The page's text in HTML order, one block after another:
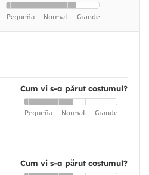
Cum vi s-a părut costumul?
Cum vi s-a părut costumul?